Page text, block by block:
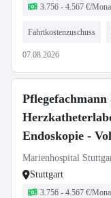
3.756 - 4.567 €/
Fahrtkostenzuschuss
07.08.2026
Endoskopie -
Marienhospital
Stuttgart
3.756 - 4.567 €/